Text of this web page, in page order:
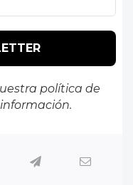
política de